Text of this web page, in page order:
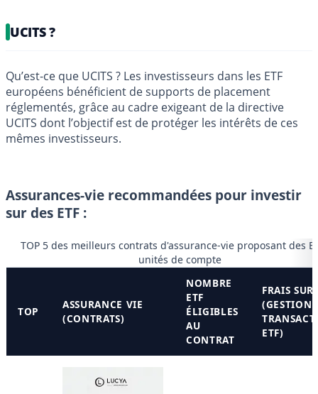
UCITS ?
Qu’est-ce que UCITS ? Les investisseurs dans les ETF
européens bénéficient de supports de placement
réglementés, grâce au cadre exigeant de la directive
UCITS dont l’objectif est de protéger les intérêts de ces
mêmes investisseurs.
Assurances-vie recommandées pour investir
sur des ETF :
TOP 5 des meilleurs contrats d'assurance-vie proposant des
unités de compte
TOP
ASSURANCE VIE
(CONTRATS)
NOMBRE
ETF
ÉLIGIBLES
AU
CONTRAT
FRAIS SUR
(GESTION
ETF)